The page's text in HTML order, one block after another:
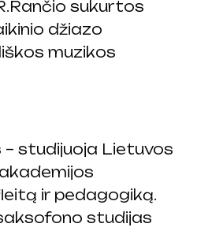
sukurtos
džiazo
muzikos
– studijuoja Lietuvos
ir pedagogiką.
studijas